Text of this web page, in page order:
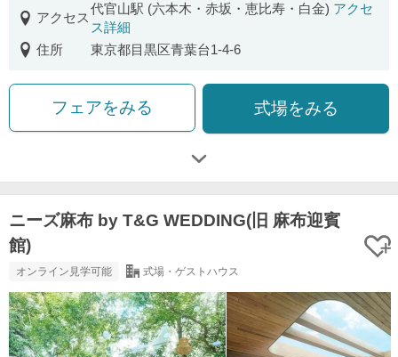
アクセス
代官山駅 (六本木・赤坂・恵比寿・白金) アクセ
ス詳細
住所
東京都目黒区青葉台1-4-6
フェアをみる 式場をみる
ニーズ麻布 by T&G WEDDING(旧 麻布迎賓
館)
オンライン見学可能 式場・ゲストハウス